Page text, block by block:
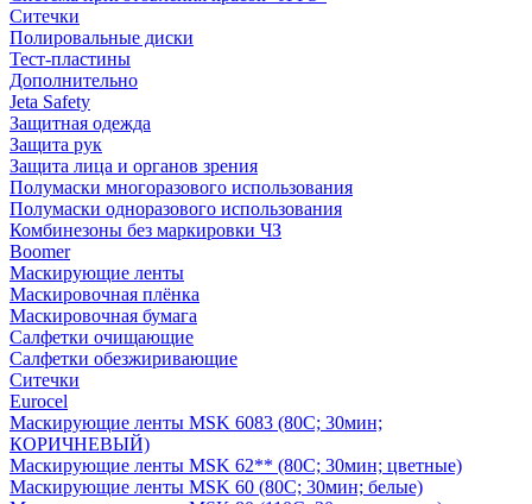
Ситечки
Полировальные диски
Тест-пластины
Дополнительно
Jeta Safety
Защитная одежда
Защита рук
Защита лица и органов зрения
Полумаски многоразового использования
Полумаски одноразового использования
Комбинезоны без маркировки ЧЗ
Boomer
Маскирующие ленты
Маскировочная плёнка
Маскировочная бумага
Салфетки очищающие
Салфетки обезжиривающие
Ситечки
Euroсel
Маскирующие ленты MSK 6083 (80С; 30мин;
КОРИЧНЕВЫЙ)
Маскирующие ленты MSK 62** (80С; 30мин; цветные)
Маскирующие ленты MSK 60 (80С; 30мин; белые)